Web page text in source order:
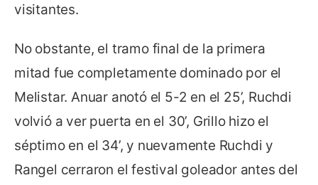
visitantes.
No obstante, el tramo final de la primera
mitad fue completamente dominado por el
Melistar. Anuar anotó el 5-2 en el 25’, Ruchdi
volvió a ver puerta en el 30’, Grillo hizo el
séptimo en el 34’, y nuevamente Ruchdi y
Rangel cerraron el festival goleador antes del